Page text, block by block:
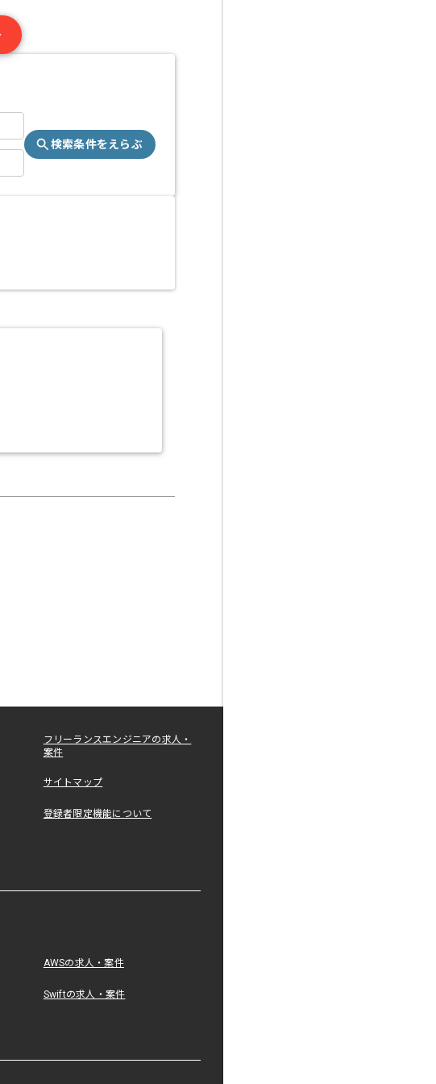
検索条件をえらぶ
フリーランスエンジニアの求人・
案件
サイトマップ
登録者限定機能について
AWSの求人・案件
Swiftの求人・案件